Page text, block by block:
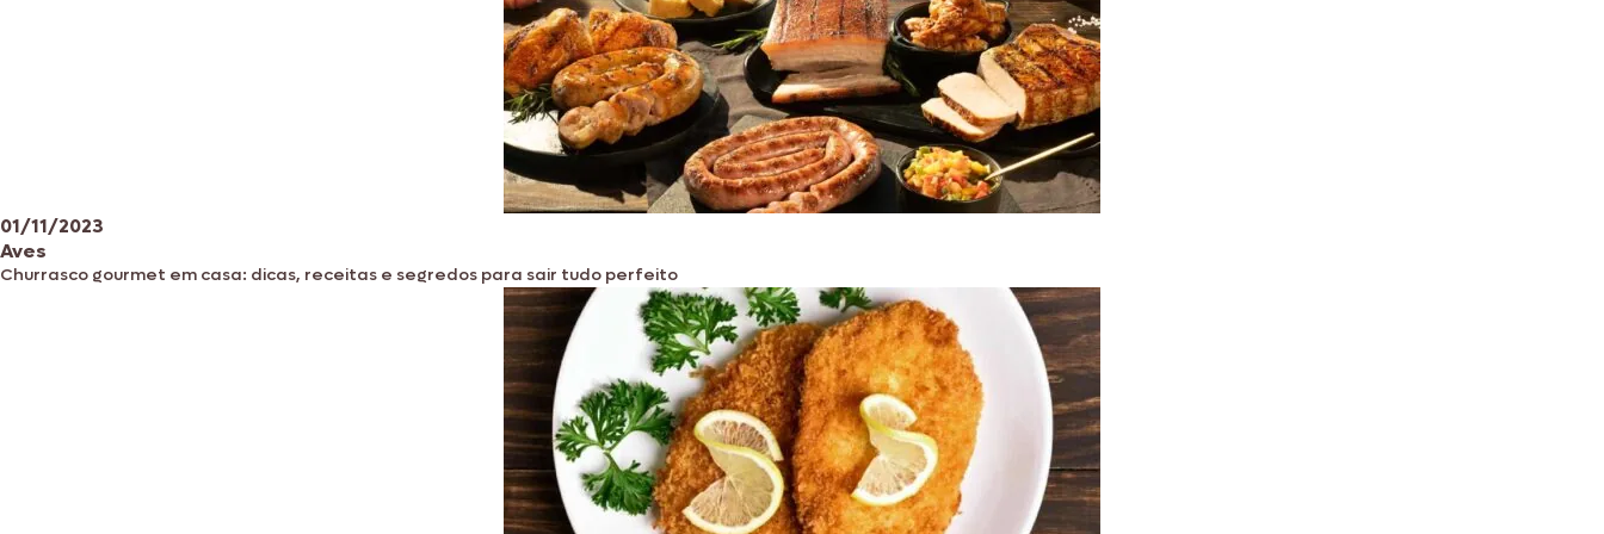
01/11/2023
Aves
Churrasco gourmet em casa: dicas, receitas e segredos para sair tudo perfeito